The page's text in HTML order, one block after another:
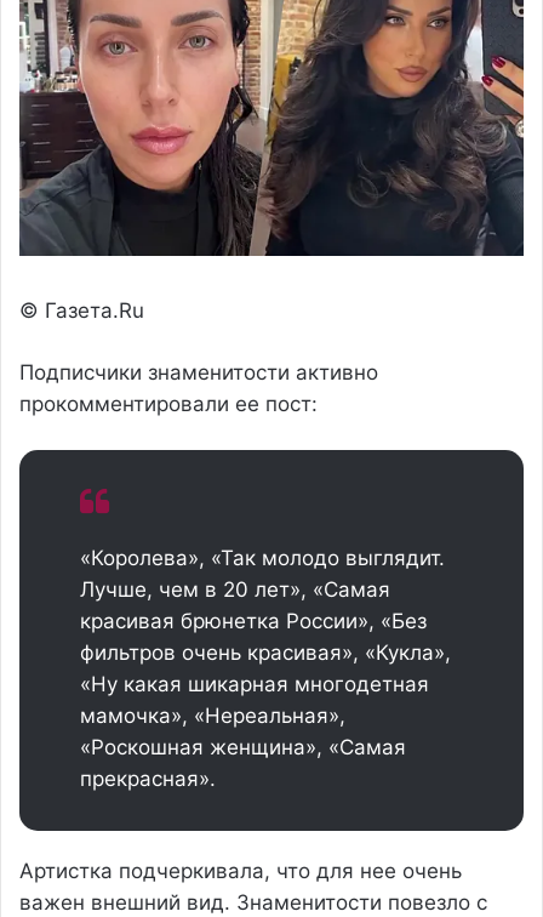
© Газета.Ru
Подписчики знаменитости активно
прокомментировали ее пост:
«Королева», «Так молодо выглядит.
Лучше, чем в 20 лет», «Самая
красивая брюнетка России», «Без
фильтров очень красивая», «Кукла»,
«Ну какая шикарная многодетная
мамочка», «Нереальная»,
«Роскошная женщина», «Самая
прекрасная».
Артистка подчеркивала, что для нее очень
важен внешний вид. Знаменитости повезло с